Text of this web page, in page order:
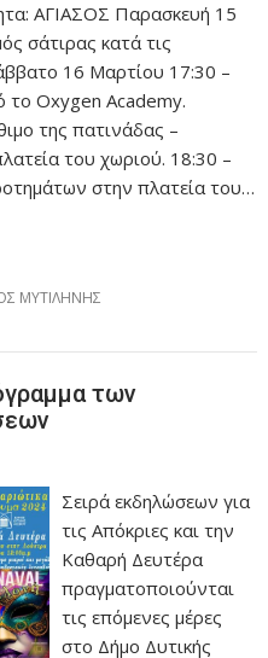
ΑΓΙΑΣΟΣ Παρασκευή 15
σάτιρας κατά τις
16 Μαρτίου 17:30 –
το Oxygen Academy.
της πατινάδας –
του χωριού. 18:30 –
στην πλατεία του…
ΜΥΤΙΛΗΝΗΣ
των
Σειρά εκδηλώσεων για
τις Απόκριες και την
Καθαρή Δευτέρα
πραγματοποιούνται
τις επόμενες μέρες
στο Δήμο Δυτικής